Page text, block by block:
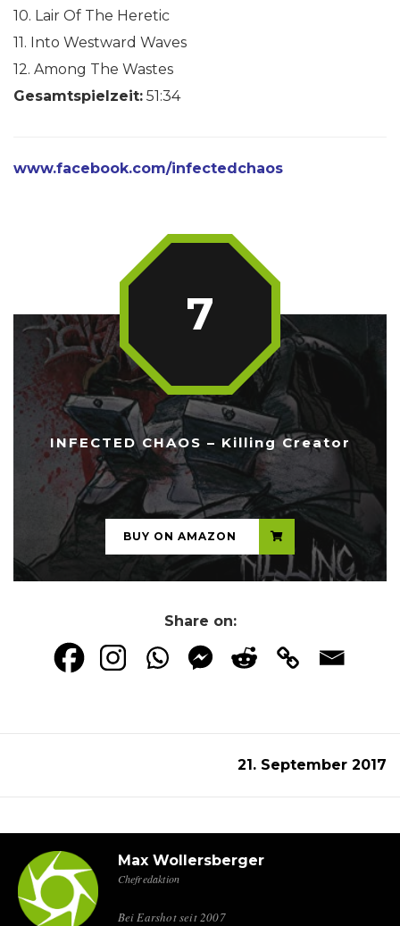
10. Lair Of The Heretic
11. Into Westward Waves
12. Among The Wastes
Gesamtspielzeit: 51:34
www.facebook.com/infectedchaos
INFECTED CHAOS – Killing Creator
7
...
BUY ON AMAZON
Share on:
21. September 2017
Max Wollersberger
Chefredaktion
Bei Earshot seit 2007